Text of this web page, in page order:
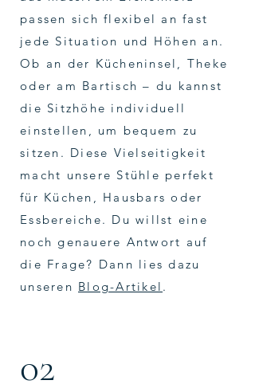
passen sich flexibel an fast
jede Situation und Höhen an.
Ob an der Kücheninsel, Theke
oder am Bartisch – du kannst
die Sitzhöhe individuell
einstellen, um bequem zu
sitzen. Diese Vielseitigkeit
macht unsere Stühle perfekt
für Küchen, Hausbars oder
Essbereiche. Du willst eine
noch genauere Antwort auf
die Frage? Dann lies dazu
unseren Blog-Artikel .
02